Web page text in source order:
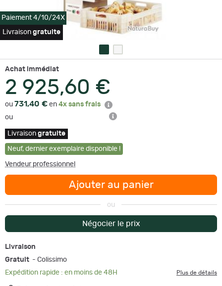
Paiement 4/10/24X
Livraison gratuite
Achat immédiat
2 925,60 €
ou 731,40 € en 4x sans frais
ou
Livraison gratuite
Neuf, dernier exemplaire disponible !
Vendeur professionnel
Ajouter au panier
ou
Négocier le prix
Livraison
Gratuit - Colissimo
Expédition rapide : en moins de 48H
Plus de détails